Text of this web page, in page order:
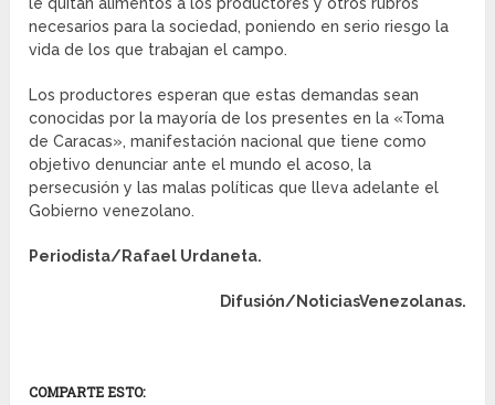
necesarios para la sociedad, poniendo en serio riesgo la
vida de los que trabajan el campo.
Los productores esperan que estas demandas sean
conocidas por la mayoría de los presentes en la «Toma
de Caracas», manifestación nacional que tiene como
objetivo denunciar ante el mundo el acoso, la
persecusión y las malas políticas que lleva adelante el
Gobierno venezolano.
Periodista/Rafael Urdaneta.
Difusión/NoticiasVenezolanas.
COMPARTE ESTO: